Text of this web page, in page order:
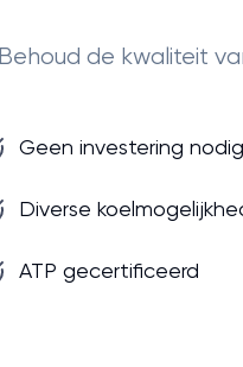
Behoud de kwaliteit
Geen investering nodig
Diverse
ATP gecertificeerd